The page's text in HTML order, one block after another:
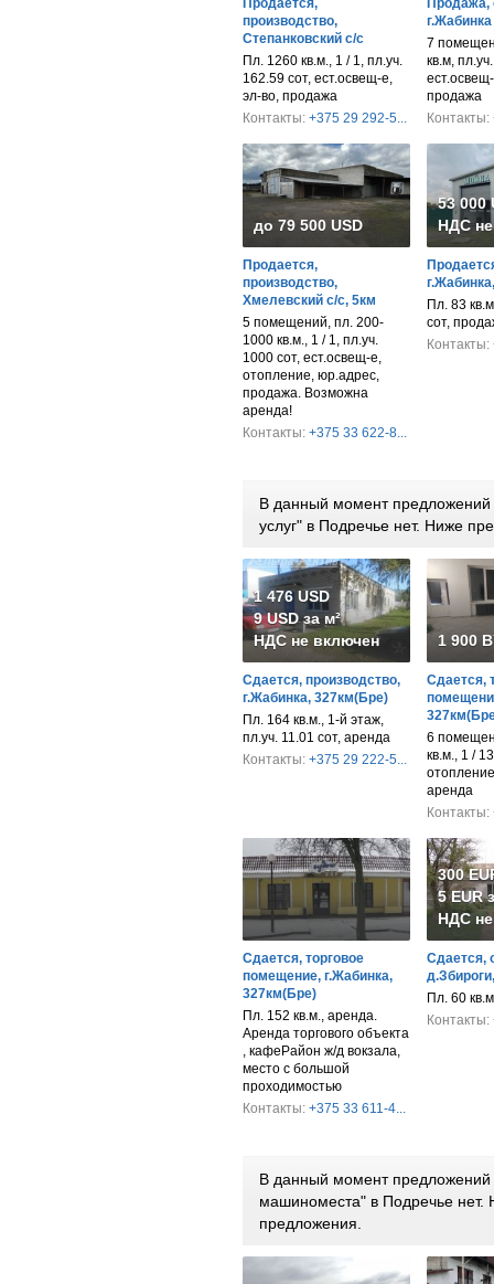
производство,
Степанковский с/с
Пл. 1260 кв.м., 1 / 1, пл.уч.
162.59 сот, ест.освещ-е,
эл-во, продажа
Контакты: +375 29 292-5...
г.Жабинка
7
кв.м,
продажа
Контакты:
до 79 500 USD
Продается,
производство,
Хмелевский с/с, 5км
5 помещений, пл. 200-
1000 кв.м., 1 / 1, пл.уч.
1000 сот, ест.освещ-е,
отопление, юр.адрес,
продажа. Возможна
аренда!
Контакты: +375 33 622-8...
53 000
НДС
Пл. 83
сот,
Контакты:
В данный момент
услуг" в Подречье нет. Ниже
1 476 USD
9 USD за м²
НДС не включен
Сдается, производство,
г.Жабинка, 327км(Бре)
Пл. 164 кв.м., 1-й этаж,
пл.уч. 11.01 сот, аренда
Контакты: +375 29 222-5...
1 900
Сдается,
6
кв.м., 1 /
аренда
Контакты:
Сдается, торговое
помещение, г.Жабинка,
327км(Бре)
Пл. 152 кв.м., аренда.
Аренда торгового объекта
, кафеРайон ж/д вокзала,
место с большой
проходимостью
Контакты: +375 33 611-4...
300
5 EUR
НДС
Сдается,
Пл. 60
Контакты:
В данный момент
машиноместа" в Подречье
предложения.